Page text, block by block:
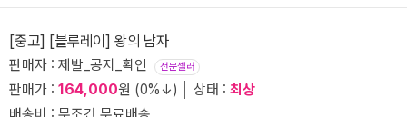
[중고] [블루레이] 왕의 남자
판매자 : 제발_공지_확인 전문셀러
판매가 : 164,000원 (0%↓) │ 상태 : 최상